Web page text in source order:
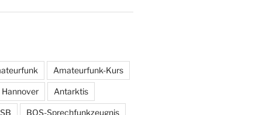
Amateurfunk-Kurs
Antarktis
BOS-Sprechfunkzeugnis